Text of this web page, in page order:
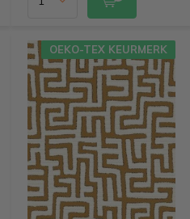
OEKO-TEX KEURMERK